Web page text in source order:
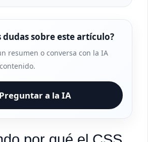
dudas sobre este artículo?
resumen o conversa con la IA
Preguntar a la IA